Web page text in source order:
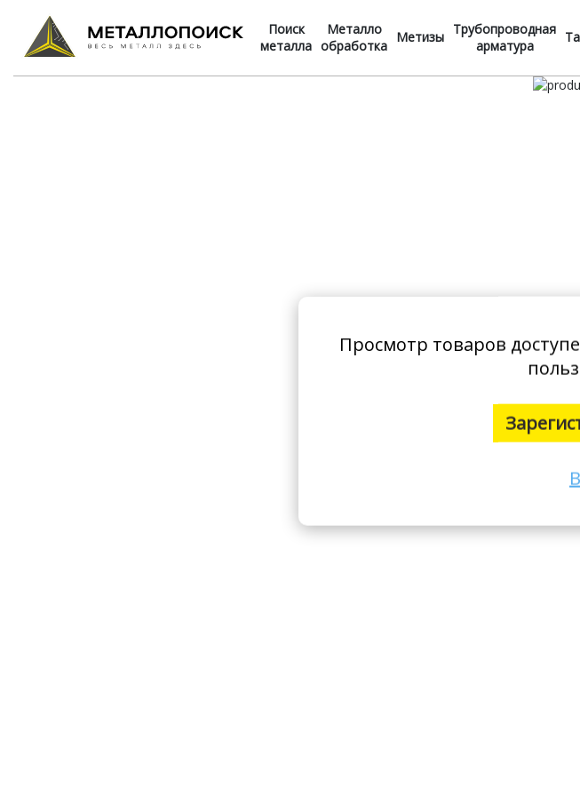
Поиск
металла
Металло
обработка Метизы Трубопроводная
арматура
Просмотр товаров